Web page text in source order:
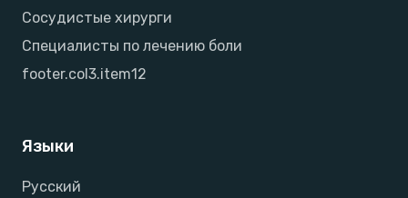
Сосудистые хирурги
Специалисты по лечению боли
footer.col3.item12
Языки
Русский